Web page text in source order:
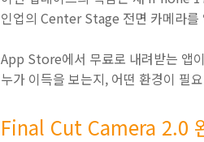
인업의 Center Stage 전면 카메라를
App Store에서 무료로 내려받는 앱
누가 이득을 보는지, 어떤 환경이 필
Final Cut Camera 2.0